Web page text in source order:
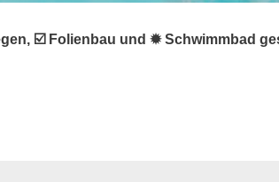
☑️ Folienbau und ✹ Schwimmbad